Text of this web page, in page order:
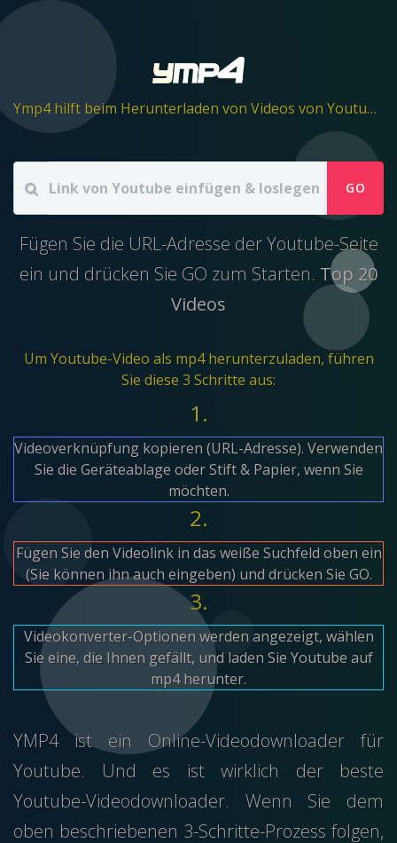
Ymp4 hilft beim Herunterladen von Videos von Youtube in eine mp4-Datei.
GO
Fügen Sie die URL-Adresse der Youtube-Seite
ein und drücken Sie GO zum Starten. Top 20
Videos
Um Youtube-Video als mp4 herunterzuladen, führen
Sie diese 3 Schritte aus:
1.
Videoverknüpfung kopieren (URL-Adresse). Verwenden
Sie die Geräteablage oder Stift & Papier, wenn Sie
möchten.
2.
Fügen Sie den Videolink in das weiße Suchfeld oben ein
(Sie können ihn auch eingeben) und drücken Sie GO.
3.
Videokonverter-Optionen werden angezeigt, wählen
Sie eine, die Ihnen gefällt, und laden Sie Youtube auf
mp4 herunter.
YMP4 ist ein Online-Videodownloader für
Youtube. Und es ist wirklich der beste
Youtube-Videodownloader. Wenn Sie dem
oben beschriebenen 3-Schritte-Prozess folgen,